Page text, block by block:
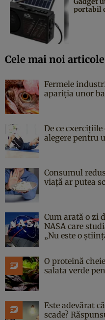
portabil
Cele mai noi articole
Fermele
apariția unor
De ce
alegere pentru
Consumul
viață ar putea
Cum arată o zi
NASA care
„Nu este o
O proteină
salata verde
Este adevărat
scade?